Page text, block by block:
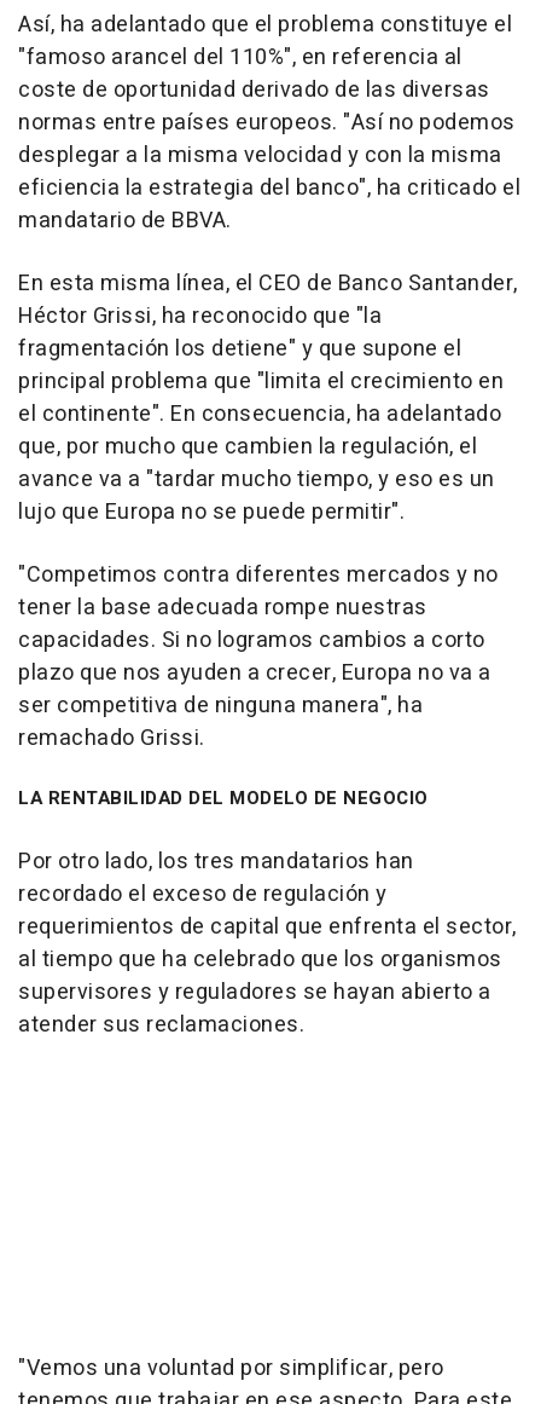
Así, ha adelantado que el problema constituye el
"famoso arancel del 110%", en referencia al
coste de oportunidad derivado de las diversas
normas entre países europeos. "Así no podemos
desplegar a la misma velocidad y con la misma
eficiencia la estrategia del banco", ha criticado el
mandatario de BBVA.
En esta misma línea, el CEO de Banco Santander,
Héctor Grissi, ha reconocido que "la
fragmentación los detiene" y que supone el
principal problema que "limita el crecimiento en
el continente". En consecuencia, ha adelantado
que, por mucho que cambien la regulación, el
avance va a "tardar mucho tiempo, y eso es un
lujo que Europa no se puede permitir".
"Competimos contra diferentes mercados y no
tener la base adecuada rompe nuestras
capacidades. Si no logramos cambios a corto
plazo que nos ayuden a crecer, Europa no va a
ser competitiva de ninguna manera", ha
remachado Grissi.
LA RENTABILIDAD DEL MODELO DE NEGOCIO
Por otro lado, los tres mandatarios han
recordado el exceso de regulación y
requerimientos de capital que enfrenta el sector,
al tiempo que ha celebrado que los organismos
supervisores y reguladores se hayan abierto a
atender sus reclamaciones.
"Vemos una voluntad por simplificar, pero